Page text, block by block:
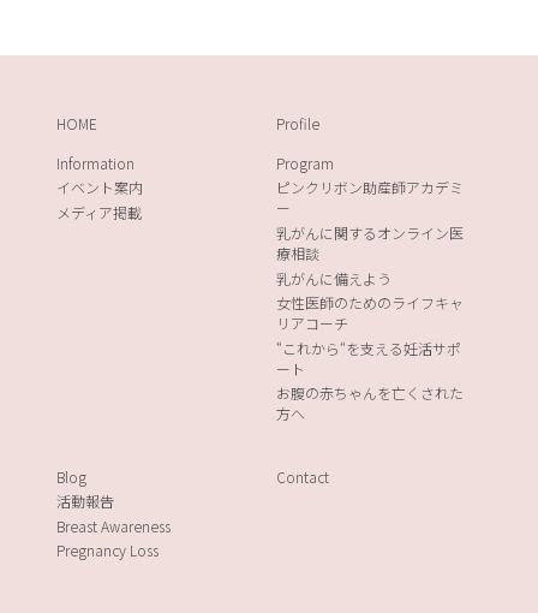
HOME
Profile
Information
イベント案内
メディア掲載
Program
ピンクリボン助産師アカデミ
ー
乳がんに関するオンライン医
療相談
乳がんに備えよう
女性医師のためのライフキャ
リアコーチ
“これから“を支える妊活サポ
ート
お腹の赤ちゃんを亡くされた
方へ
Blog
活動報告
Breast Awareness
Pregnancy Loss
Contact